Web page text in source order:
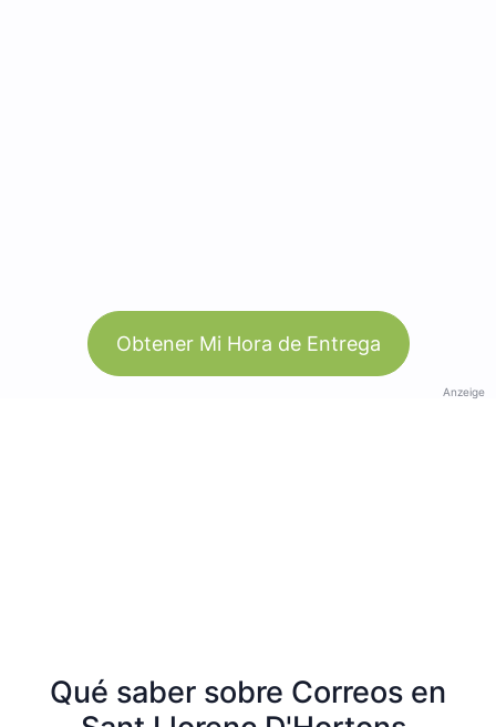
Obtener Mi Hora de Entrega
Anzeige
Qué saber sobre Correos en